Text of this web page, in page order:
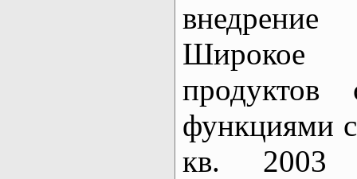
Широкое
продуктов
функциями
кв. 2003